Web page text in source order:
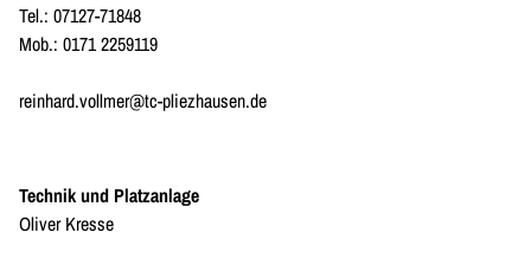
Tel.: 07127-71848
Mob.: 0171 2259119
reinhard.vollmer@tc-pliezhausen.de
Technik und Platzanlage
Oliver Kresse